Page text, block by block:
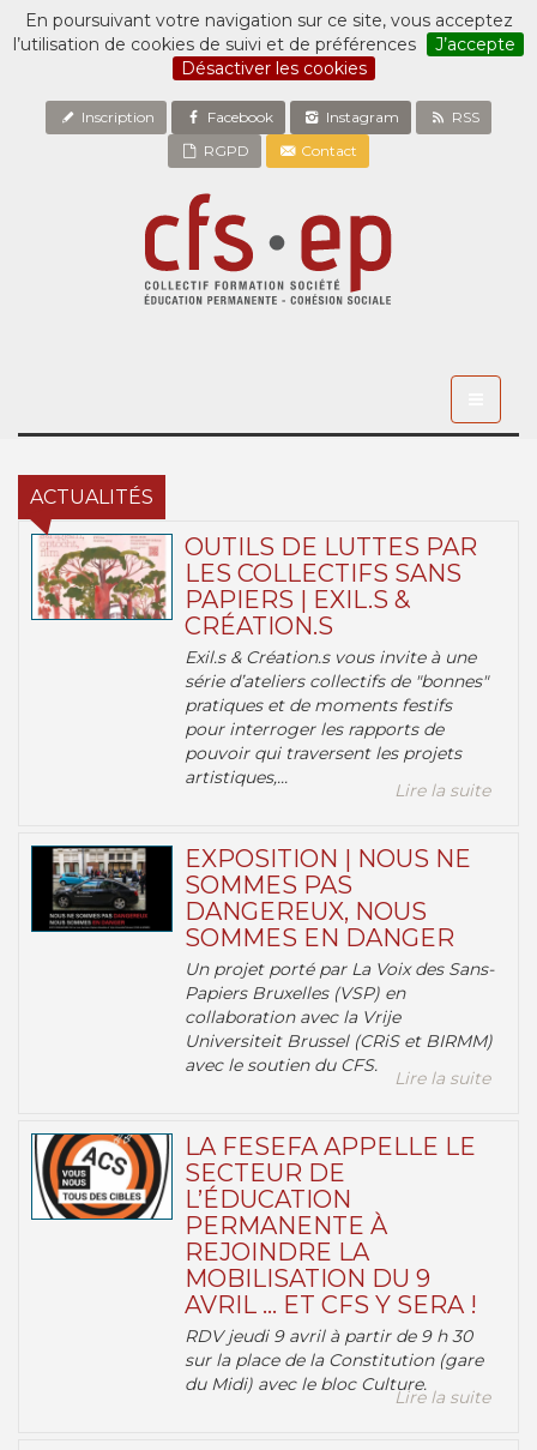
En poursuivant votre navigation sur ce site, vous acceptez
l’utilisation de cookies de suivi et de préférences
J’accepte
Désactiver les cookies
Inscription Facebook Instagram
RSS
RGPD
Contact
ACTUALITÉS
OUTILS DE LUTTES PAR
LES COLLECTIFS SANS
PAPIERS | EXIL.S &
CRÉATION.S
Exil.s & Création.s vous invite à une
série d’ateliers collectifs de "bonnes"
pratiques et de moments festifs
pour interroger les rapports de
pouvoir qui traversent les projets
artistiques,...
Lire la suite
EXPOSITION | NOUS NE
SOMMES PAS
DANGEREUX, NOUS
SOMMES EN DANGER
Un projet porté par La Voix des Sans-
Papiers Bruxelles (VSP) en
collaboration avec la Vrije
Universiteit Brussel (CRiS et BIRMM)
avec le soutien du CFS.
Lire la suite
LA FESEFA APPELLE LE
SECTEUR DE
L’ÉDUCATION
PERMANENTE À
REJOINDRE LA
MOBILISATION DU 9
AVRIL … ET CFS Y SERA !
RDV jeudi 9 avril à partir de 9 h 30
sur la place de la Constitution (gare
du Midi) avec le bloc Culture.
Lire la suite